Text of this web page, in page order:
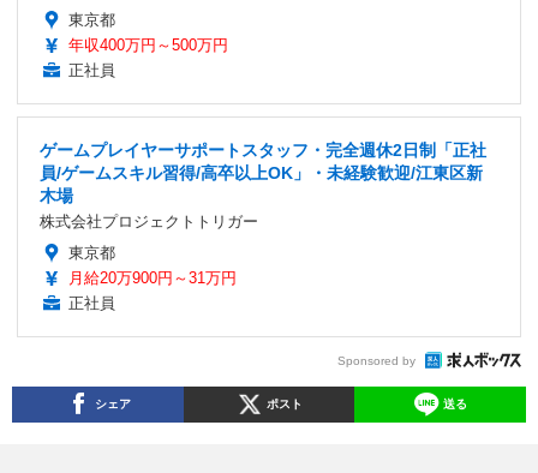
東京都
年収400万円～500万円
正社員
ゲームプレイヤーサポートスタッフ・完全週休2日制「正社
員/ゲームスキル習得/高卒以上OK」・未経験歓迎/江東区新
木場
株式会社プロジェクトトリガー
東京都
月給20万900円～31万円
正社員
Sponsored by
シェア ポスト 送る